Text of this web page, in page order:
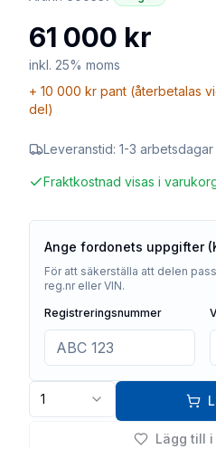
61 000 kr
inkl. 25% moms
+ 10 000 kr pant (återbetalas
del)
Leveranstid: 1-3 arbetsdagar
Fraktkostnad visas i
Ange fordonets uppgifter
För att säkerställa att delen
reg.nr eller VIN.
Registreringsnummer
1
Lägg till